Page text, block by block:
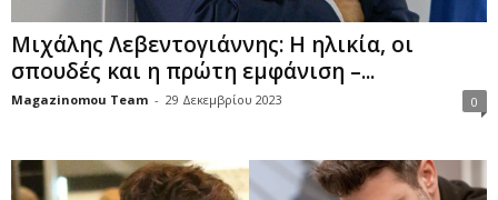
Μιχάλης Λεβεντογιάννης: Η ηλικία, οι
σπουδές και η πρώτη εμφάνιση –...
Magazinomou Team - 29 Δεκεμβρίου 2023 0